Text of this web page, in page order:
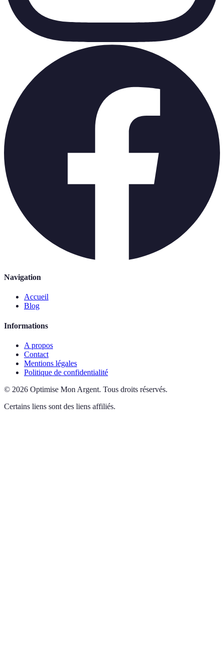
Navigation
Accueil
Blog
Informations
A propos
Contact
Mentions légales
Politique de confidentialité
© 2026 Optimise Mon Argent. Tous droits réservés.
Certains liens sont des liens affiliés.